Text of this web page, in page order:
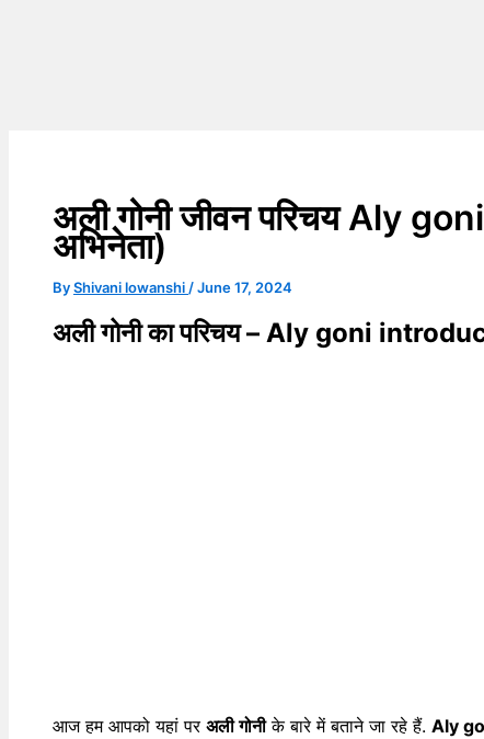
अली गोनी जीवन परिचय Aly
अभिनेता)
ByShivani lowanshi /June 17, 2024
अली गोनी का परिचय – Aly goni
आज हम आपको यहां पर अली गोनीके बारे में बताने जा रहे हैं. Aly